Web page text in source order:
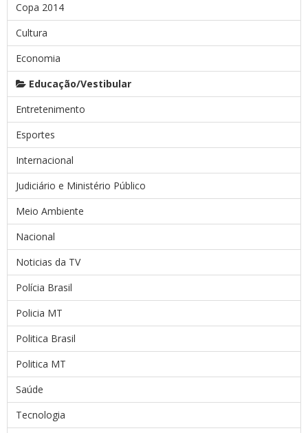
Copa 2014
Cultura
Economia
Educação/Vestibular
Entretenimento
Esportes
Internacional
Judiciário e Ministério Público
Meio Ambiente
Nacional
Noticias da TV
Polícia Brasil
Policia MT
Politica Brasil
Politica MT
Saúde
Tecnologia